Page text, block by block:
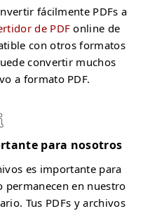
fácilmente PDFs a
de PDFonline de
con otros formatos
convertir muchos
a formato PDF.
para nosotros
es importante para
permanecen en nuestro
Tus PDFs y archivos